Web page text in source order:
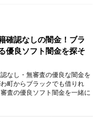
確認なしの闇金！ブラ
優良ソフト闇金を探そ
なし・無審査の優良な闇金を
町からブラックでも借りれ
査の優良ソフト闇金を一緒に